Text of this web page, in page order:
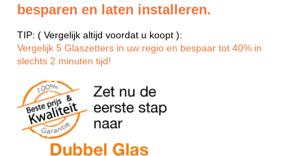
besparen en laten installeren.
TIP: ( Vergelijk altijd voordat u koopt ):
Vergelijk 5 Glaszetters in uw regio en bespaar tot 40% in
slechts 2 minuten tijd!